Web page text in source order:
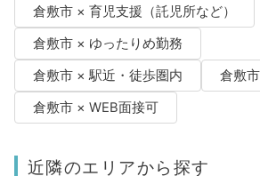
倉敷市 × 育児支援（託児所など）
倉敷市 × ゆったりめ勤務
倉敷市 × 駅近・徒歩圏内
倉敷
倉敷市 × WEB面接可
近隣のエリアから探す